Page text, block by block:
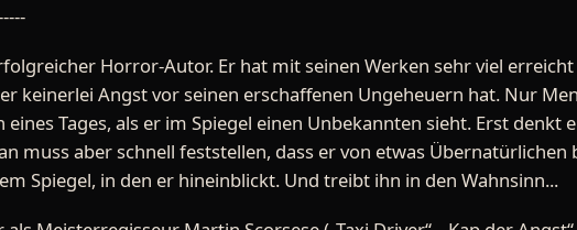
Horror-Autor. Er hat mit seinen Werken sehr viel
keinerlei Angst vor seinen erschaffenen Ungeheuern hat. Nur
eines Tages, als er im Spiegel einen Unbekannten sieht. Erst denkt
muss aber schnell feststellen, dass er von etwas
Spiegel, in den er hineinblickt. Und treibt ihn in den Wahnsinn...